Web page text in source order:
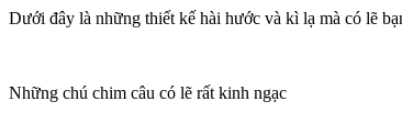
Dưới đây là những thiết kế hài hước và kì lạ mà có lẽ
Những chú chim câu có lẽ rất kinh ngạc